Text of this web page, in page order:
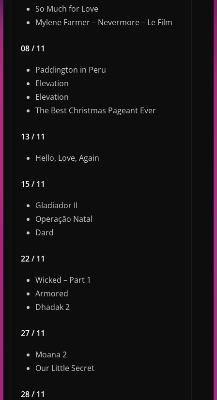
So Much for Love
Mylene Farmer – Nevermore – Le Film
08 / 11
Paddington in Peru
Elevation
Elevation
The Best Christmas Pageant Ever
13 / 11
Hello, Love, Again
15 / 11
Gladiador II
Operação Natal
Dard
22 / 11
Wicked – Part 1
Armored
Dhadak 2
27 / 11
Moana 2
Our Little Secret
28 / 11